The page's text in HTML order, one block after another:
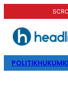
POLITIKHUKUM